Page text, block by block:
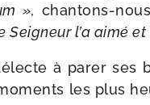
», chantons-​
Seigneur l’a aimé
à parer ses
les plus